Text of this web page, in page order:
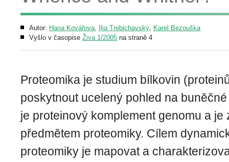
Autor: Hana Kovářova, Ilja Trebichavský, Karel Bezouška
Vyšlo v časopise Živa 1/2005 na straně 4
Proteomika je studium bílkovin
poskytnout ucelený pohled na
je proteinový komplement genomu a je
předmětem proteomiky. Cílem
proteomiky je mapovat a